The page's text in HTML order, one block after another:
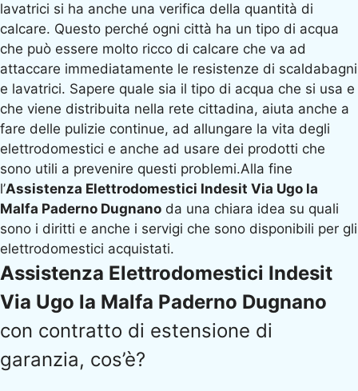
lavatrici si ha anche una verifica della quantità di
calcare. Questo perché ogni città ha un tipo di acqua
che può essere molto ricco di calcare che va ad
attaccare immediatamente le resistenze di scaldabagni
e lavatrici. Sapere quale sia il tipo di acqua che si usa e
che viene distribuita nella rete cittadina, aiuta anche a
fare delle pulizie continue, ad allungare la vita degli
elettrodomestici e anche ad usare dei prodotti che
sono utili a prevenire questi problemi.Alla fine
l’Assistenza Elettrodomestici Indesit Via Ugo la
Malfa Paderno Dugnano da una chiara idea su quali
sono i diritti e anche i servigi che sono disponibili per gli
elettrodomestici acquistati.
Assistenza Elettrodomestici Indesit
Via Ugo la Malfa Paderno Dugnano
con contratto di estensione di
garanzia, cos’è?